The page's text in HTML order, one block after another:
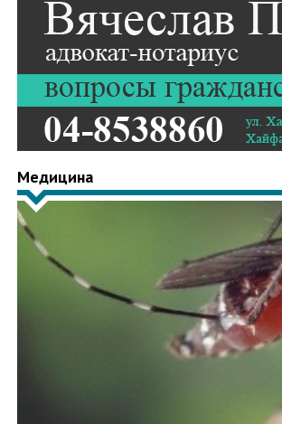
Медицина